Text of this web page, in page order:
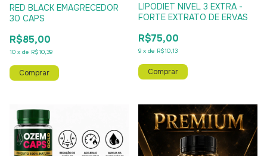
RED BLACK EMAGRECEDOR
30 CAPS
R$85,00
10 x de R$10,39
LIPODIET NIVEL 3 EXTRA -
FORTE EXTRATO DE ERVAS
R$75,00
9 x de R$10,13